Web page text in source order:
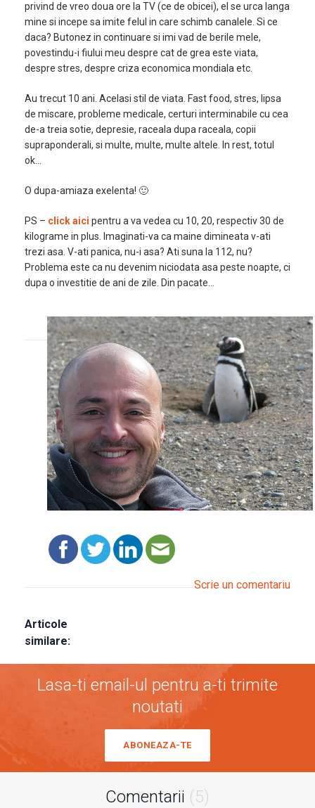
privind de vreo doua ore la TV (ce de obicei), el se urca langa
mine si incepe sa imite felul in care schimb canalele. Si ce
daca? Butonez in continuare si imi vad de berile mele,
povestindu-i fiului meu despre cat de grea este viata,
despre stres, despre criza economica mondiala etc.
Au trecut 10 ani. Acelasi stil de viata. Fast food, stres, lipsa
de miscare, probleme medicale, certuri interminabile cu cea
de-a treia sotie, depresie, raceala dupa raceala, copii
supraponderali, si multe, multe, multe altele. In rest, totul
ok…
O dupa-amiaza exelenta! 🙂
PS – click aici pentru a va vedea cu 10, 20, respectiv 30 de
kilograme in plus. Imaginati-va ca maine dimineata v-ati
trezi asa. V-ati panica, nu-i asa? Ati suna la 112, nu?
Problema este ca nu devenim niciodata asa peste noapte, ci
dupa o investitie de ani de zile. Din pacate…
Scrie un comentariu
Articole
similare:
Lasa-ti email-ul pentru a-ti trimite
noutati
ABONEAZA-TE
Comentarii (5)